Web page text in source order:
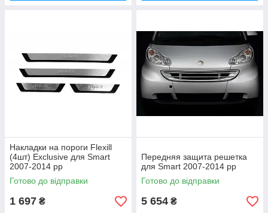
Накладки на пороги Flexill
(4шт) Exclusive для Smart
2007-2014 рр
Готово до відправки
1 697 ₴
Передняя защита решетка
для Smart 2007-2014 рр
Готово до відправки
5 654 ₴